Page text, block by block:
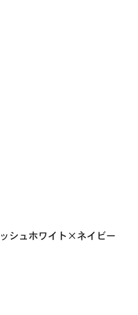
シュホワイト×ネイビー